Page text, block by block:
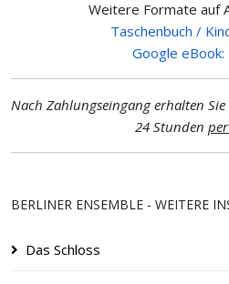
Weitere Formate auf
Taschenbuch /
Google
Nach Zahlungseingang erhalten
24 Stunden
BERLINER ENSEMBLE - WEITERE
Das Schloss